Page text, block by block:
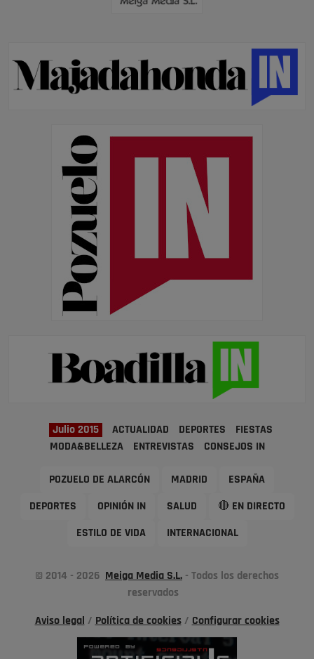
Julio 2015 ACTUALIDAD DEPORTES
FIESTAS
MODA&BELLEZA
ENTREVISTAS CONSEJOS IN
POZUELO DE ALARCÓN MADRID ESPAÑA
DEPORTES OPINIÓN IN SALUD 🔴 EN DIRECTO
ESTILO DE VIDA INTERNACIONAL
© 2014 - 2026 Meiga Media S.L. - Todos los derechos
reservados
Aviso legal / Política de cookies/ Configurar cookies